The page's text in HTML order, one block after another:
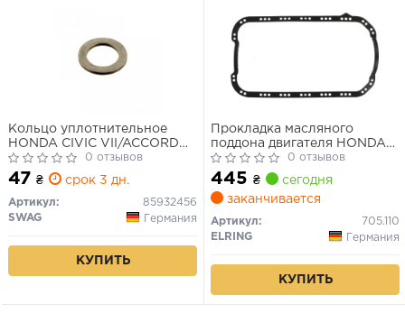
Кольцо уплотнительное
HONDA CIVIC VII/ACCORD
VII -08 (мин. 10 шт.)
0 отзывов
47 ₴ срок 3 дн.
Артикул:
85932456
SWAG
Германия
КУПИТЬ
Прокладка масляного
поддона двигателя HONDA
D13, D14, D15, D16, EV2, EW2,
EW3, EW4 (пр-во Elring)
0 отзывов
445 ₴
сегодня
заканчивается
Артикул:
705.110
ELRING
Германия
КУПИТЬ